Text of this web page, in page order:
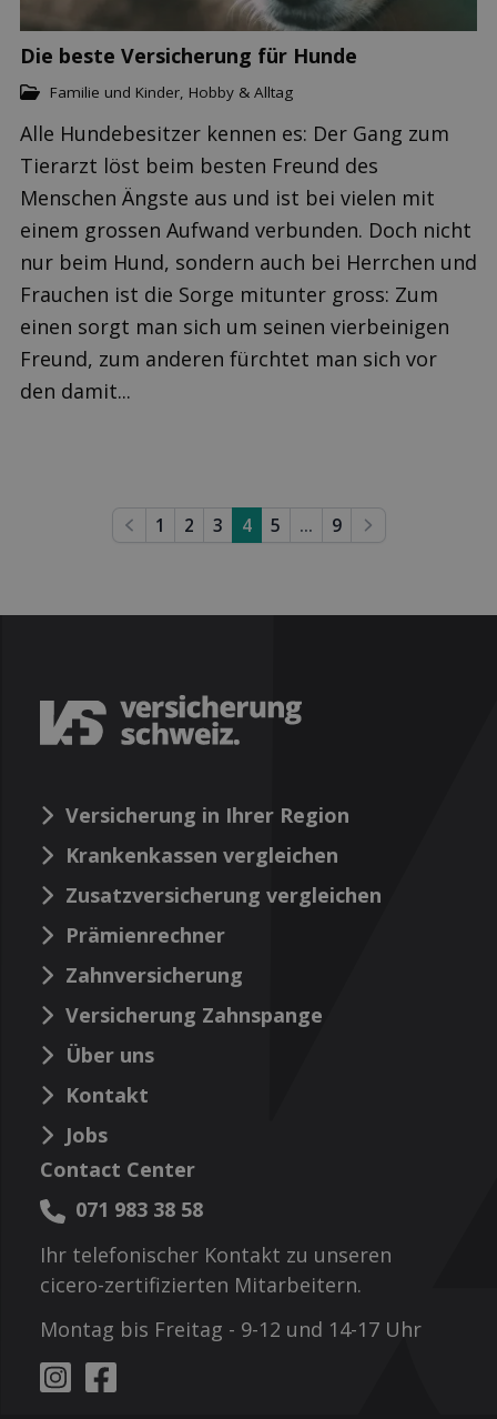
Die beste Versicherung für Hunde
Familie und Kinder Hobby & Alltag
Alle Hundebesitzer kennen es: Der Gang zum
Tierarzt löst beim besten Freund des
Menschen Ängste aus und ist bei vielen mit
einem grossen Aufwand verbunden. Doch nicht
nur beim Hund, sondern auch bei Herrchen und
Frauchen ist die Sorge mitunter gross: Zum
einen sorgt man sich um seinen vierbeinigen
Freund, zum anderen fürchtet man sich vor
den damit...
Previous
1 2 3 4 5 ... 9 Next
Versicherung in Ihrer Region
Krankenkassen vergleichen
Zusatzversicherung vergleichen
Prämienrechner
Zahnversicherung
Versicherung Zahnspange
Über uns
Kontakt
Jobs
Contact Center
071 983 38 58
Ihr telefonischer Kontakt zu unseren
cicero-zertifizierten Mitarbeitern.
Montag bis Freitag - 9-12 und 14-17 Uhr